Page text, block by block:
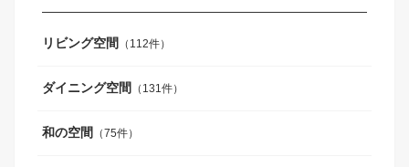
リビング空間 （112件）
ダイニング空間 （131件）
和の空間 （75件）